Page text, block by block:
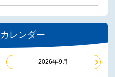
レンダー
2026年9月